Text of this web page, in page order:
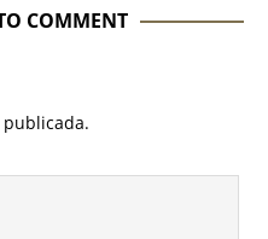
COMMENT